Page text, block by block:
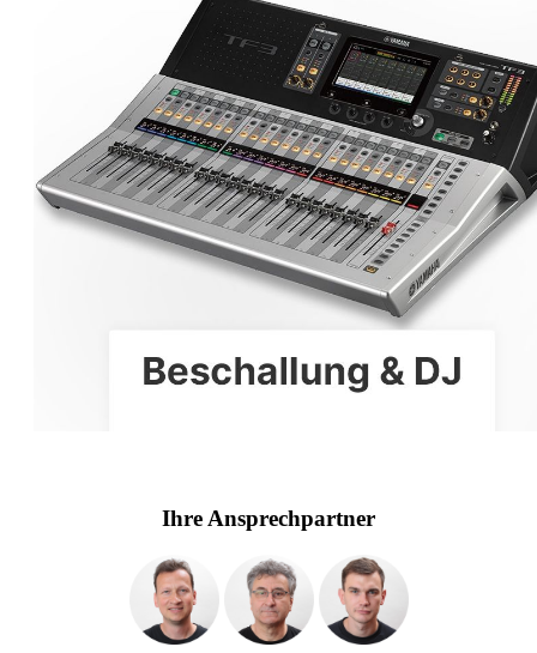
Ihre Ansprechpartner